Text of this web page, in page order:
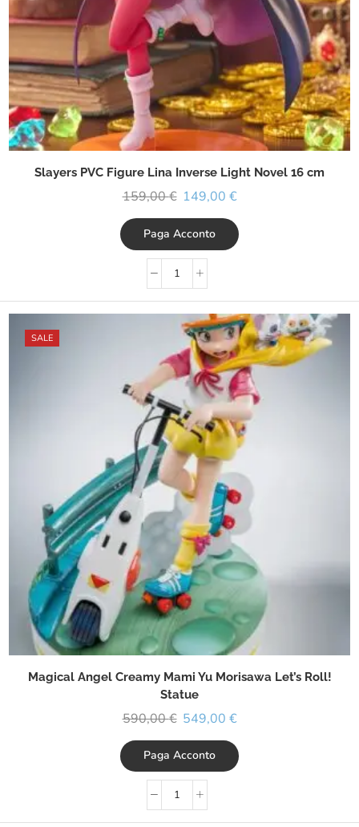
Slayers PVC Figure Lina Inverse Light Novel 16 cm
159,00€ 149,00 €
Paga Acconto
SALE
Magical Angel Creamy Mami Yu Morisawa Let’s Roll!
Statue
590,00€ 549,00 €
Paga Acconto